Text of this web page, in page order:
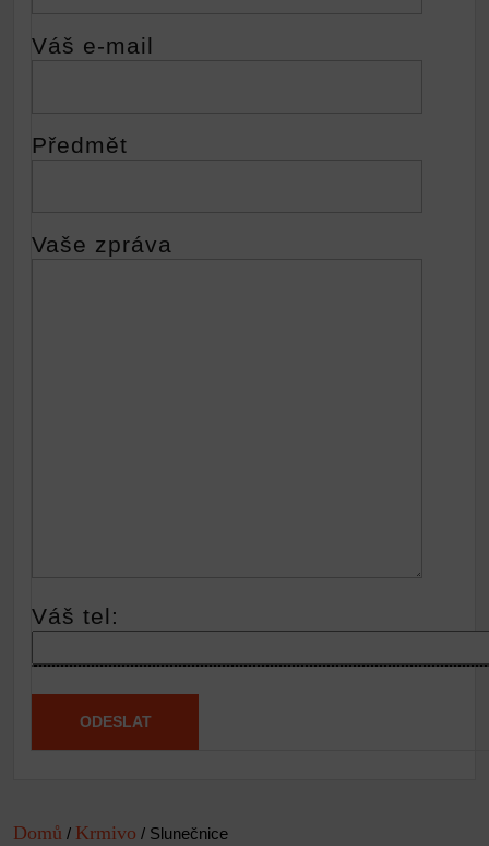
Váš e-mail
Předmět
Vaše zpráva
Váš tel:
Domů / Krmivo / Slunečnice